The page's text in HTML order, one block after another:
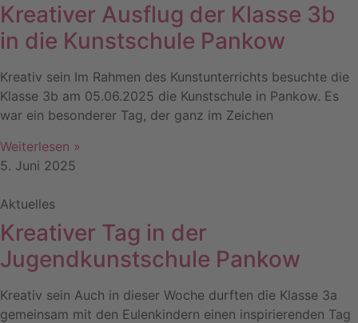
Kreativer Ausflug der Klasse 3b
in die Kunstschule Pankow
Kreativ sein Im Rahmen des Kunstunterrichts besuchte die
Klasse 3b am 05.06.2025 die Kunstschule in Pankow. Es
war ein besonderer Tag, der ganz im Zeichen
Weiterlesen »
5. Juni 2025
Aktuelles
Kreativer Tag in der
Jugendkunstschule Pankow
Kreativ sein Auch in dieser Woche durften die Klasse 3a
gemeinsam mit den Eulenkindern einen inspirierenden Tag